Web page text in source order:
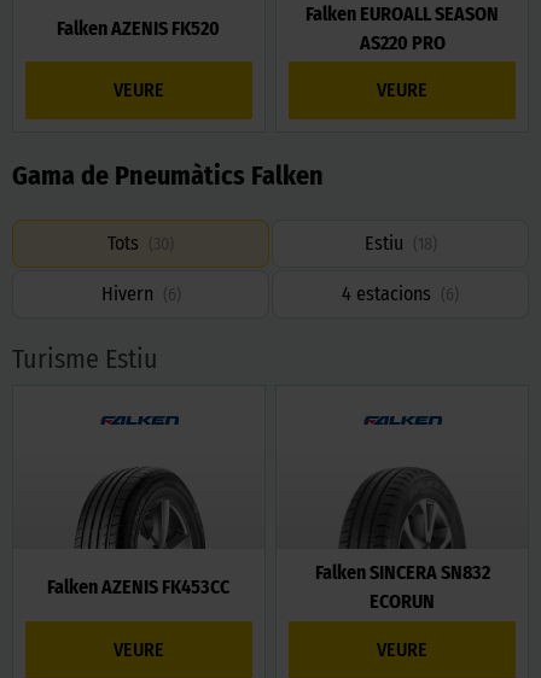
Falken AZENIS FK520
VEURE
Falken EUROALL SEASON
AS220 PRO
VEURE
Gama de Pneumàtics Falken
Tots Estiu 18)
Hivern 6) 4 estacions 6)
Turisme Estiu
Falken AZENIS FK453CC
VEURE
Falken SINCERA SN832
ECORUN
VEURE